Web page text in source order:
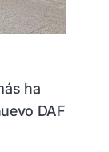
ha
DAF